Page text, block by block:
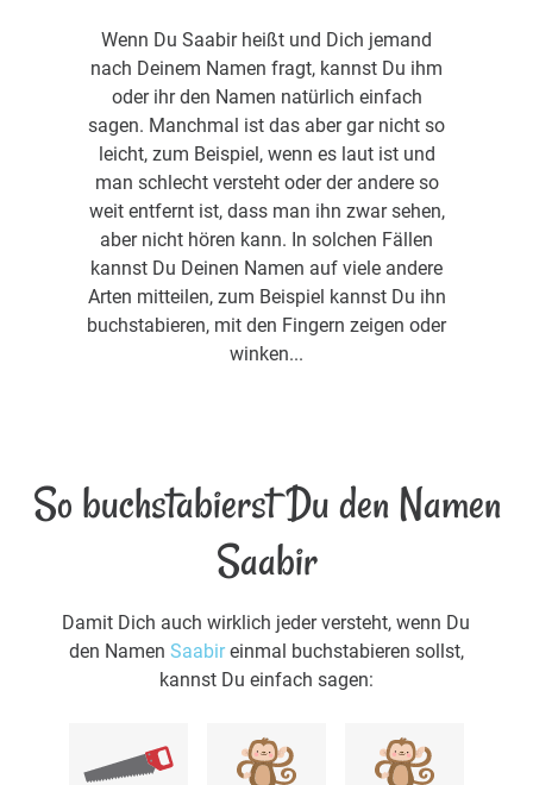
Wenn Du Saabir heißt und Dich jemand
nach Deinem Namen fragt, kannst Du ihm
oder ihr den Namen natürlich einfach
sagen. Manchmal ist das aber gar nicht so
leicht, zum Beispiel, wenn es laut ist und
man schlecht versteht oder der andere so
weit entfernt ist, dass man ihn zwar sehen,
aber nicht hören kann. In solchen Fällen
kannst Du Deinen Namen auf viele andere
Arten mitteilen, zum Beispiel kannst Du ihn
buchstabieren, mit den Fingern zeigen oder
winken...
So buchstabierst Du den Namen
Saabir
Damit Dich auch wirklich jeder versteht, wenn Du
den Namen Saabireinmal buchstabieren sollst,
kannst Du einfach sagen: